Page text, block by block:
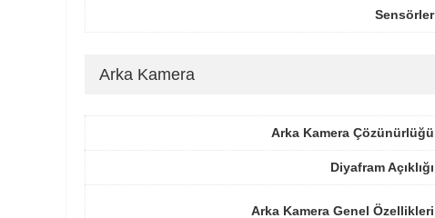
Sensörler
Arka Kamera
Arka Kamera Çözünürlüğü
Diyafram Açıklığı
Arka Kamera Genel Özellikleri